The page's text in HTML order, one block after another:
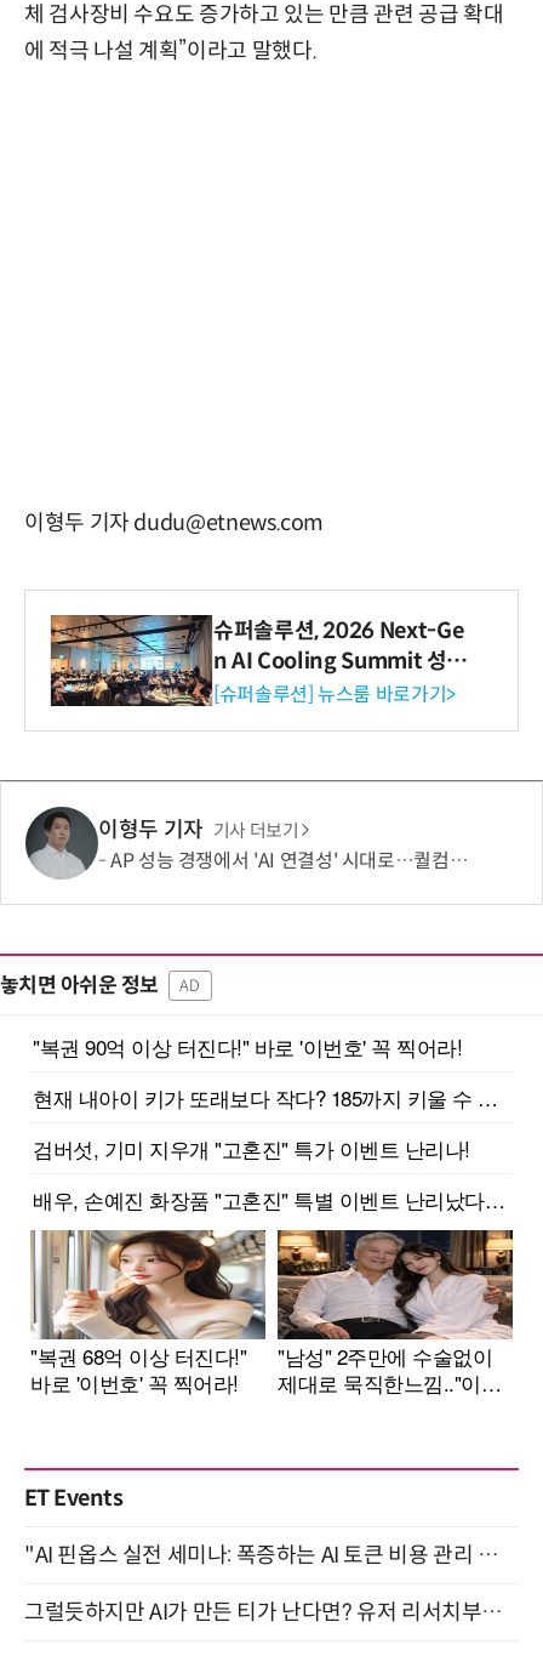
체 검사장비 수요도 증가하고 있는 만큼 관련 공급 확대
에 적극 나설 계획”이라고 말했다.
이형두 기자 dudu@etnews.com
슈퍼솔루션, 2026 Next-Ge
n AI Cooling Summit 성황
리 성료
[슈퍼솔루션] 뉴스룸 바로가기>
이형두 기자 기사 더보기
AP 성능 경쟁에서 'AI 연결성' 시대로…퀄컴 영역 확장 본격화
놓치면 아쉬운 정보 AD
ET Events
"AI 핀옵스 실전 세미나: 폭증하는 AI 토큰 비용 관리 전략" 8월 21일 개최
그럴듯하지만 AI가 만든 티가 난다면? 유저 리서치부터 배포까지! (9/15)